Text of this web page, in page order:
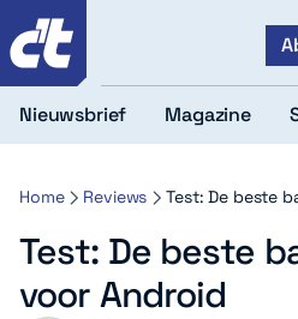
Nieuwsbrief Magazine
Home Reviews Test: De beste
Test: De beste
voor Android